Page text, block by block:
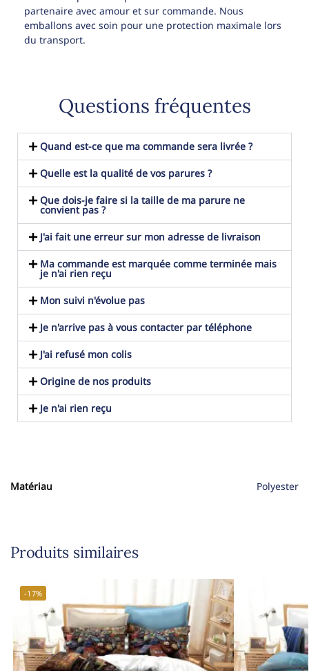
partenaire avec amour et sur commande. Nous
emballons avec soin pour une protection maximale lors
du transport.
Questions fréquentes
Quand est-ce que ma commande sera livrée ?
Quelle est la qualité de vos parures ?
Que dois-je faire si la taille de ma parure ne
convient pas ?
J'ai fait une erreur sur mon adresse de livraison
Ma commande est marquée comme terminée mais
je n'ai rien reçu
Mon suivi n'évolue pas
Je n'arrive pas à vous contacter par téléphone
J'ai refusé mon colis
Origine de nos produits
Je n'ai rien reçu
Matériau Polyester
Produits similaires
-17%